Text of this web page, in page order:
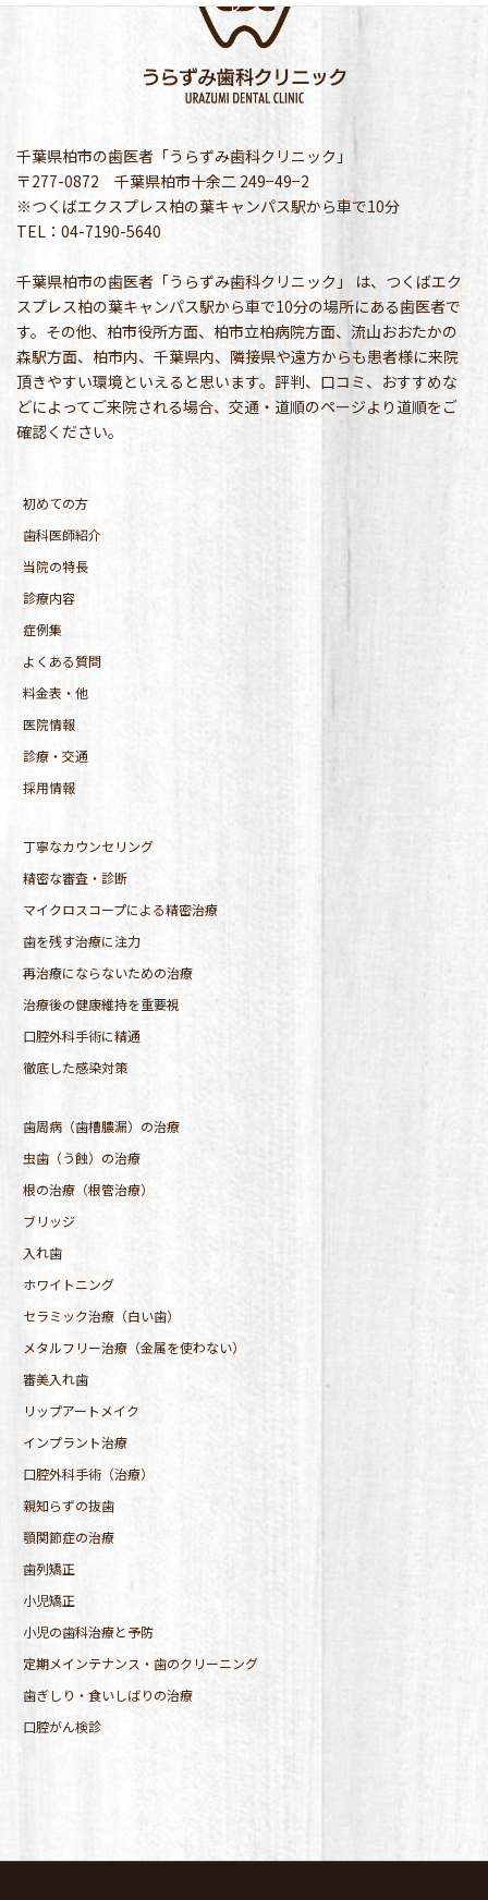
千葉県柏市の歯医者「うらずみ歯科クリニック」
〒277-0872 千葉県柏市十余二 249−49−2
※つくばエクスプレス柏の葉キャンパス駅から車で10分
TEL：04-7190-5640
千葉県柏市の歯医者「うらずみ歯科クリニック」 は、つくばエク
スプレス柏の葉キャンパス駅から車で10分の場所にある歯医者で
す。その他、柏市役所方面、柏市立柏病院方面、流山おおたかの
森駅方面、柏市内、千葉県内、隣接県や遠方からも患者様に来院
頂きやすい環境といえると思います。評判、口コミ、おすすめな
どによってご来院される場合、交通・道順のページより道順をご
確認ください。
初めての方
歯科医師紹介
当院の特長
診療内容
症例集
よくある質問
料金表・他
医院情報
診療・交通
採用情報
丁寧なカウンセリング
精密な審査・診断
マイクロスコープによる精密治療
歯を残す治療に注力
再治療にならないための治療
治療後の健康維持を重要視
口腔外科手術に精通
徹底した感染対策
歯周病（歯槽膿漏）の治療
虫歯（う蝕）の治療
根の治療（根管治療）
ブリッジ
入れ歯
ホワイトニング
セラミック治療（白い歯）
メタルフリー治療（金属を使わない）
審美入れ歯
リップアートメイク
インプラント治療
口腔外科手術（治療）
親知らずの抜歯
顎関節症の治療
歯列矯正
小児矯正
小児の歯科治療と予防
定期メインテナンス・歯のクリーニング
歯ぎしり・食いしばりの治療
口腔がん検診